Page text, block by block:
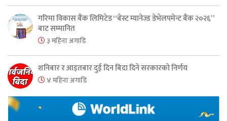
गरिमा विकास बैंक लिमिटेड “बेस्ट म्यानेज्ड डेभेलपमेन्ट बैंक २०२६”
बाट सम्मानित
३ महिना अगाडि
शनिबार र आइतबार दुई दिन बिदा दिने सरकारको निर्णय
४ महिना अगाडि